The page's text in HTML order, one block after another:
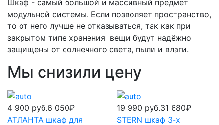
Шкаф - самый большой и массивный предмет
модульной системы. Если позволяет пространство,
то от него лучше не отказываться, так как при
закрытом типе хранения вещи будут надёжно
защищены от солнечного света, пыли и влаги.
Мы снизили цену
4 900 руб.6 050₽
АТЛАНТА шкаф для
19 990 руб.31 680₽
STERN шкаф 3-х